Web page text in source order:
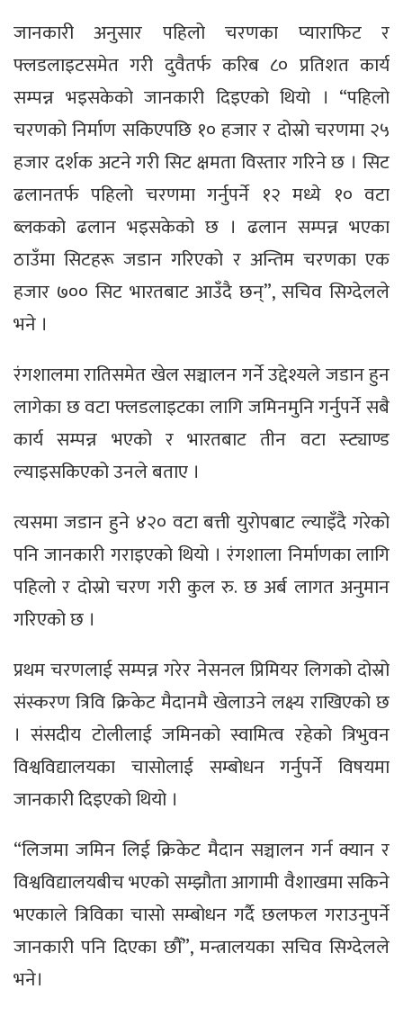
जानकारी अनुसार पहिलो चरणका प्याराफिट र
फ्लडलाइटसमेत गरी दुवैतर्फ करिब ८० प्रतिशत कार्य
सम्पन्न भइसकेको जानकारी दिइएको थियो । “पहिलो
चरणको निर्माण सकिएपछि १० हजार र दोस्रो चरणमा २५
हजार दर्शक अटने गरी सिट क्षमता विस्तार गरिने छ । सिट
ढलानतर्फ पहिलो चरणमा गर्नुपर्ने १२ मध्ये १० वटा
ब्लकको ढलान भइसकेको छ । ढलान सम्पन्न भएका
ठाउँमा सिटहरू जडान गरिएको र अन्तिम चरणका एक
हजार ७०० सिट भारतबाट आउँदै छन्”, सचिव सिग्देलले
भने ।
रंगशालमा रातिसमेत खेल सञ्चालन गर्ने उद्देश्यले जडान हुन
लागेका छ वटा फ्लडलाइटका लागि जमिनमुनि गर्नुपर्ने सबै
कार्य सम्पन्न भएको र भारतबाट तीन वटा स्ट्याण्ड
ल्याइसकिएको उनले बताए ।
त्यसमा जडान हुने ४२० वटा बत्ती युरोपबाट ल्याइँदै गरेको
पनि जानकारी गराइएको थियो । रंगशाला निर्माणका लागि
पहिलो र दोस्रो चरण गरी कुल रु. छ अर्ब लागत अनुमान
गरिएको छ ।
प्रथम चरणलाई सम्पन्न गरेर नेसनल प्रिमियर लिगको दोस्रो
संस्करण त्रिवि क्रिकेट मैदानमै खेलाउने लक्ष्य राखिएको छ
। संसदीय टोलीलाई जमिनको स्वामित्व रहेको त्रिभुवन
विश्वविद्यालयका चासोलाई सम्बोधन गर्नुपर्ने विषयमा
जानकारी दिइएको थियो ।
“लिजमा जमिन लिई क्रिकेट मैदान सञ्चालन गर्न क्यान र
विश्वविद्यालयबीच भएको सम्झौता आगामी वैशाखमा सकिने
भएकाले त्रिविका चासो सम्बोधन गर्दै छलफल गराउनुपर्ने
जानकारी पनि दिएका छौँ”, मन्त्रालयका सचिव सिग्देलले
भने।